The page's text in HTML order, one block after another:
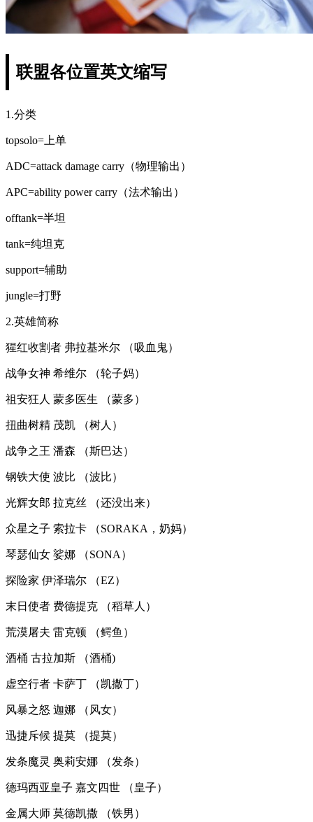
联盟各位置英文缩写
1.分类
topsolo=上单
ADC=attack damage carry（物理输出）
APC=ability power carry（法术输出）
offtank=半坦
tank=纯坦克
support=辅助
jungle=打野
2.英雄简称
猩红收割者 弗拉基米尔 （吸血鬼）
战争女神 希维尔 （轮子妈）
祖安狂人 蒙多医生 （蒙多）
扭曲树精 茂凯 （树人）
战争之王 潘森 （斯巴达）
钢铁大使 波比 （波比）
光辉女郎 拉克丝 （还没出来）
众星之子 索拉卡 （SORAKA，奶妈）
琴瑟仙女 娑娜 （SONA）
探险家 伊泽瑞尔 （EZ）
末日使者 费德提克 （稻草人）
荒漠屠夫 雷克顿 （鳄鱼）
酒桶 古拉加斯 （酒桶)
虚空行者 卡萨丁 （凯撒丁）
风暴之怒 迦娜 （风女）
迅捷斥候 提莫 （提莫）
发条魔灵 奥莉安娜 （发条）
德玛西亚皇子 嘉文四世 （皇子）
金属大师 莫德凯撒 （铁男）